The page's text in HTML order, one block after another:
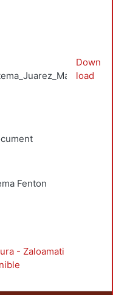
Fenton
Down
load
- Zaloamati